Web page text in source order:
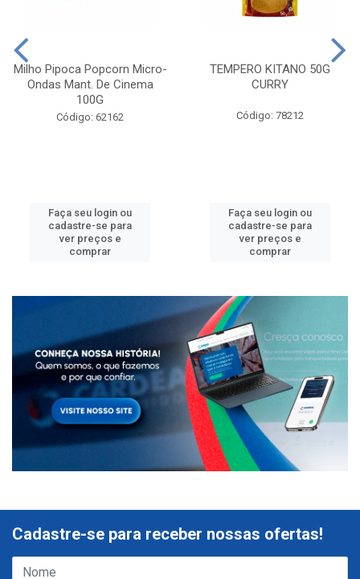
Milho Pipoca Popcorn Micro-
Ondas Mant. De Cinema
100G
Código: 62162
Faça seu login ou
cadastre-se para
ver preços e
comprar
TEMPERO KITANO 50G
CURRY
Código: 78212
Faça seu login ou
cadastre-se para
ver preços e
comprar
Cadastre-se para receber nossas ofertas!